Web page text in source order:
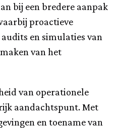
bij een bredere aanpak
proactieve
en simulaties van
van het
van operationele
aandachtspunt. Met
en toename van